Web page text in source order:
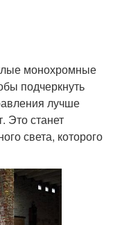
монохромные
подчеркнуть
лучше
Это станет
света, которого